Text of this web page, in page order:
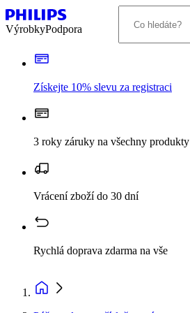
VýrobkyPodpora
Získejte 10% slevu za registraci
3 roky záruky na všechny produkty
Vrácení zboží do 30 dní
Rychlá doprava zdarma na vše